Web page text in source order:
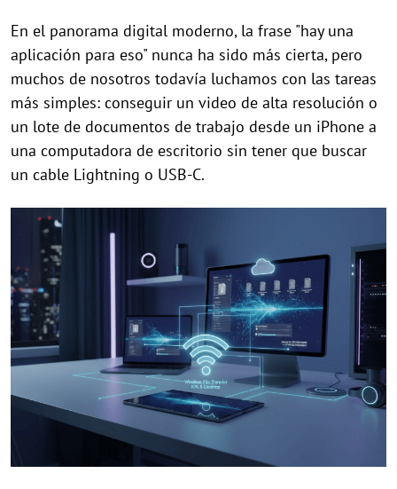
En el panorama digital moderno, la frase "hay una
aplicación para eso" nunca ha sido más cierta, pero
muchos de nosotros todavía luchamos con las tareas
más simples: conseguir un video de alta resolución o
un lote de documentos de trabajo desde un iPhone a
una computadora de escritorio sin tener que buscar
un cable Lightning o USB-C.